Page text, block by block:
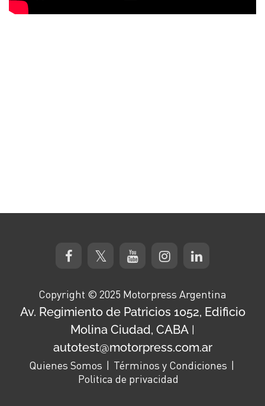
Copyright © 2025 Motorpress Argentina
Av. Regimiento de Patricios 1052, Edificio
Molina Ciudad, CABA |
autotest@motorpress.com.ar
Quienes Somos
Términos y Condiciones
Politica de privacidad